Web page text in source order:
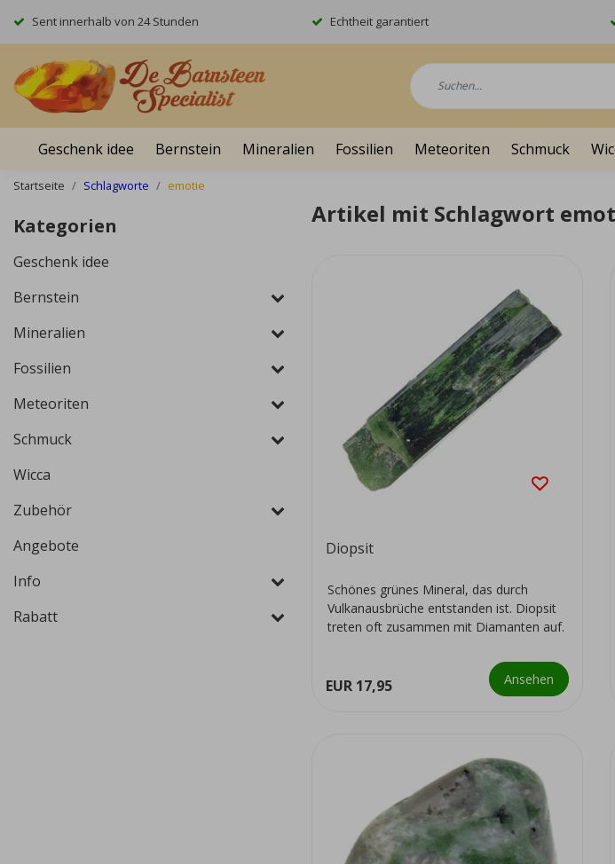
Sent innerhalb von 24 Stunden Echtheit garantiert
Geschenk idee Bernstein Mineralien Fossilien Meteoriten Schmuck
Startseite Schlagworte emotie
Kategorien
Geschenk idee
Bernstein
Mineralien
Fossilien
Meteoriten
Schmuck
Wicca
Zubehör
Angebote
Info
Rabatt
Artikel mit Schlagwort
Diopsit
Schönes grünes Mineral, das durch
Vulkanausbrüche entstanden ist. Diopsit
treten oft zusammen mit Diamanten auf.
EUR 17,95 Ansehen